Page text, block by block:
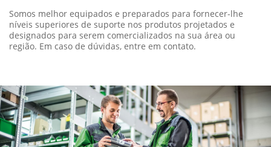
Somos melhor equipados e preparados para fornecer-lhe
níveis superiores de suporte nos produtos projetados e
designados para serem comercializados na sua área ou
região. Em caso de dúvidas, entre em contato.